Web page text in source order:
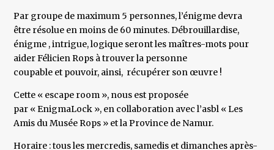
Par groupe de maximum 5 personnes, l’énigme devra
être résolue en moins de 60 minutes. Débrouillardise,
énigme , intrigue, logique seront les maîtres-mots pour
aider Félicien Rops à trouver la personne
coupable et pouvoir, ainsi, récupérer son œuvre !
Cette « escape room », nous est proposée
par « EnigmaLock », en collaboration avec l’asbl « Les
Amis du Musée Rops » et la Province de Namur.
Horaire : tous les mercredis, samedis et dimanches après-